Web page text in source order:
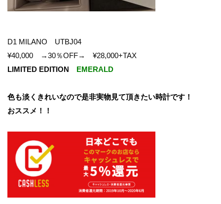
D1 MILANO UTBJ04
¥40,000 →30％OFF→ ¥28,000+TAX
LIMITED EDITION
EMERALD
色も淡くきれいなので是非実物見て頂きたい時計です！
おススメ！！